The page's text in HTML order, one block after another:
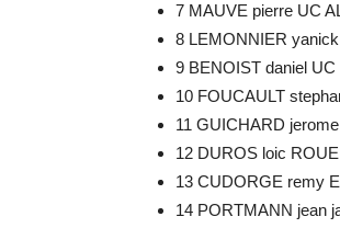
7 MAUVE pierre UC
8 LEMONNIER
9 BENOIST daniel
10 FOUCAULT
11 GUICHARD
12 DUROS loic
13 CUDORGE remy
14 PORTMANN jean